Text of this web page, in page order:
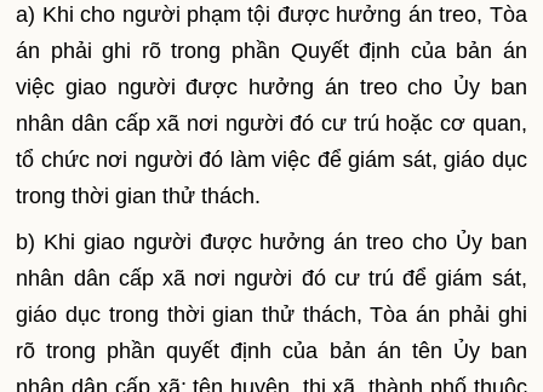
a) Khi cho người phạm tội được hưởng án treo, Tòa
án phải ghi rõ trong phần Quyết định của bản án
việc giao người được hưởng án treo cho Ủy ban
nhân dân cấp xã nơi người đó cư trú hoặc cơ quan,
tổ chức nơi người đó làm việc đểgiám sát, giáo dục
trong thời gian thử thách.
b) Khi giao người được hưởng án treo cho Ủy ban
nhân dân cấp xã nơi người đó cư trú đểgiám sát,
giáo dục trong thời gian thử thách, Tòa án phải ghi
rõ trong phần quyết định của bản án tên Ủy ban
nhân dân cấp xã; tên huyện, thị xã, thành phố thuộc